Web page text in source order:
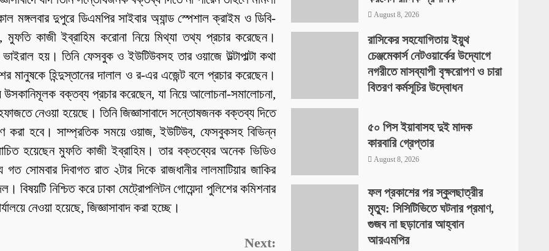
মঙ্গলবার দুপুরে ডিএমপির সাইবার অ্যান্ড স্পেশাল ক্রাইম ও ডিবি-
কাজী ইব্রাহিম করোনা নিয়ে মিথ্যা তথ্য প্রচার করেছেন।
হয়। তিনি ফেসবুক ও ইউটিউবসহ তার ওয়াজে উল্টাপাল্টা কথা
হিন্দুস্তানের দালাল ও র-এর এজেন্ট বলে প্রচার করেছেন।
উসকানিমূলক বক্তব্য প্রচার করেছেন, যা নিয়ে আলোচনা-সমালোচনা,
নেওয়া হয়েছে। তিনি জিজ্ঞাসাবাদে সন্তোষজনক বক্তব্য দিতে
করা হবে। সাম্প্রতিক সময়ে ওয়াজ, ইউটিউব, ফেসবুকসহ বিভিন্ন
হয়েছেন মুফতি কাজী ইব্রাহিম। তার বক্তব্যের অনেক ভিডিও
সোমবার দিবাগত রাত ২টার দিকে রাজধানীর লালমাটিয়ার জাকির
নিশ্চিত করে ঢাকা মেট্রোপলিটন গোয়েন্দা পুলিশের কমিশনার
নেওয়া হয়েছে, জিজ্ঞাসাবাদ করা হচ্ছে।
Next:
August 8, 2026
রাসিকের সহযোগিতায় ইয়ুথ
চেঞ্জমেকার্স নেটওয়ার্কের উদ্যোগে
নগরীতে মাসব্যাপী বৃক্ষরোপণ ও চারা
বিতরণ কর্মসূচির উদ্বোধন
৫০ পিস ইয়াবাসহ দুই মাদক
কারবারি গ্রেপ্তার
August 8, 2026
ফল প্রকাশের পর স্কুলছাত্রীর
মৃত্যু: সিসিটিভিতে ঘটনার প্রমাণ,
গুজব না ছড়ানোর আহ্বান
আরএমপির